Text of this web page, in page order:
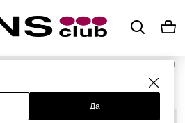
Да
Женские сумки и